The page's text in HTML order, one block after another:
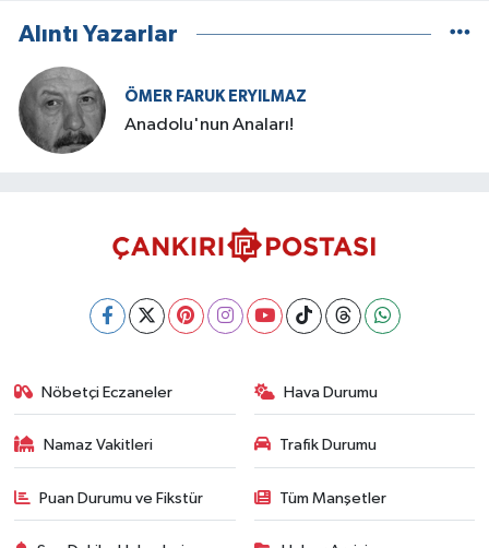
Alıntı Yazarlar
ÖMER FARUK ERYILMAZ
Anadolu'nun Anaları!
Nöbetçi Eczaneler Hava Durumu
Namaz Vakitleri Trafik Durumu
Puan Durumu ve Fikstür Tüm Manşetler